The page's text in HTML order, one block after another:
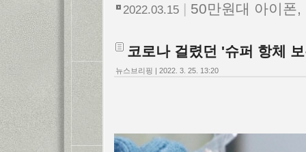
2022.03.15 | 50만원대 아이폰
코로나 걸렸던 '슈퍼 항체
뉴스브리핑 | 2022. 3. 25. 13:20